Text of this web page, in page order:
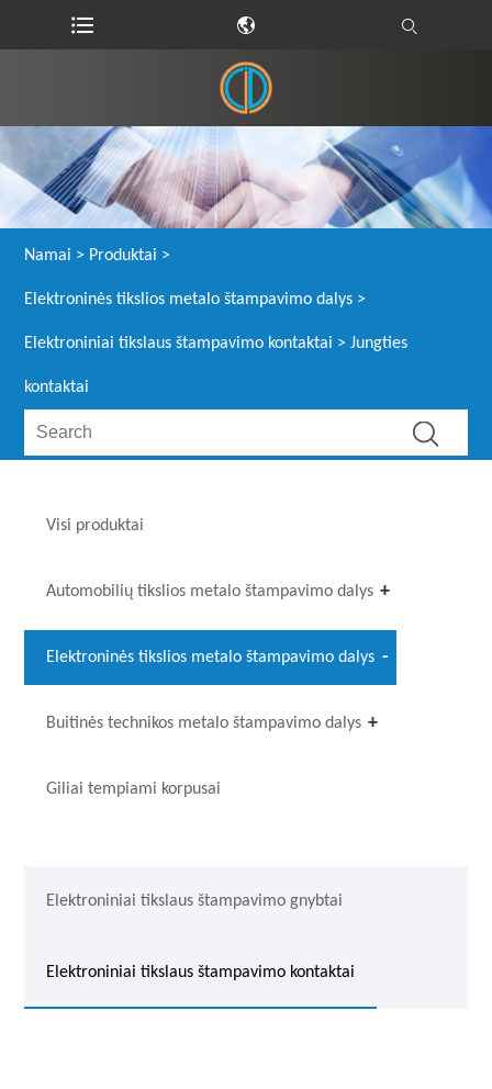
Namai > Produktai >
Elektroninės tikslios metalo štampavimo dalys >
Elektroniniai tikslaus štampavimo kontaktai > Jungties
kontaktai
Visi produktai
Automobilių tikslios metalo štampavimo dalys
Elektroninės tikslios metalo štampavimo dalys
Buitinės technikos metalo štampavimo dalys
Giliai tempiami korpusai
Elektroniniai tikslaus štampavimo gnybtai
Elektroniniai tikslaus štampavimo kontaktai